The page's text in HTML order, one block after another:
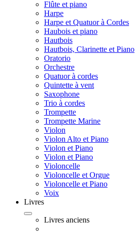
Flûte et piano
Harpe
Harpe et Quatuor à Cordes
Haubois et piano
Hautbois
Hautbois, Clarinette et Piano
Oratorio
Orchestre
Quatuor à cordes
Quintette à vent
Saxophone
Trio à cordes
Trompette
Trompette Marine
Violon
Violon Alto et Piano
Violon et Piano
Violon et Piano
Violoncelle
Violoncelle et Orgue
Violoncelle et Piano
Voix
Livres
Livres anciens